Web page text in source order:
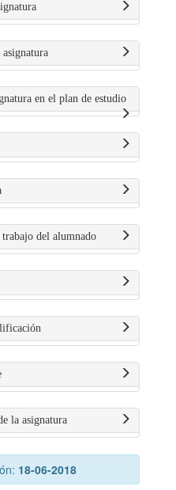
en el plan de estudio
del alumnado
la asignatura
18-06-2018